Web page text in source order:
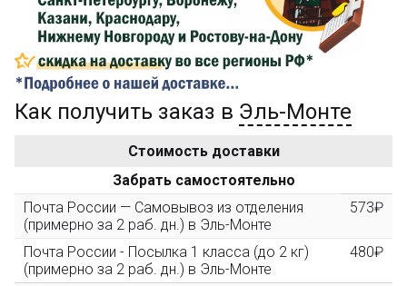
компенсацию доставки.
...на следующий заказ
Золотая скидка
персональная
10%
3000 рублей, Вы получите постоянную скидку на все
повторные заказы - 10%
Скидка за обзор
(фото сборки) до 10%
Как получить заказ в Эль-Монте
Стоимость доставки
Забрать самостоятельно
Почта России — Самовывоз из отделения
(примерно за 2 раб. дн.) в Эль-Монте
573₽
Почта России - Посылка 1 класса (до 2 кг)
(примерно за 2 раб. дн.) в Эль-Монте
480₽